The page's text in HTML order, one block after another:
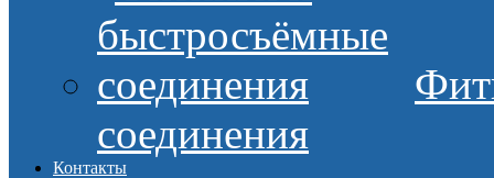
соединения
Контакты